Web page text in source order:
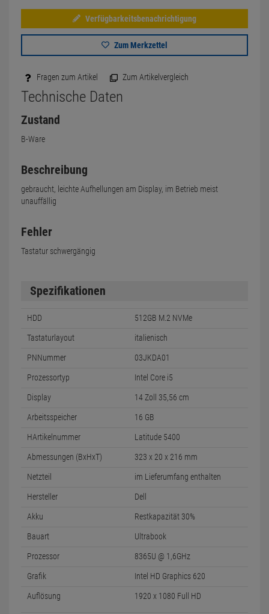
Verfügbarkeitsbenachrichtigung
Zum Merkzettel
Fragen zum Artikel Zum Artikelvergleich
Technische Daten
Zustand
B-Ware
Beschreibung
gebraucht, leichte Aufhellungen am Display, im Betrieb meist
unauffällig
Fehler
Tastatur schwergängig
Spezifikationen
HDD 512GB M.2 NVMe
Tastaturlayout italienisch
PNNummer 03JKDA01
Prozessortyp Intel Core i5
Display 14 Zoll 35,56 cm
Arbeitsspeicher 16 GB
HArtikelnummer Latitude 5400
Abmessungen (BxHxT) 323 x 20 x 216 mm
Netzteil im Lieferumfang enthalten
Hersteller Dell
Akku Restkapazität 30%
Bauart Ultrabook
Prozessor 8365U @ 1,6GHz
Grafik Intel HD Graphics 620
Auflösung 1920 x 1080 Full HD